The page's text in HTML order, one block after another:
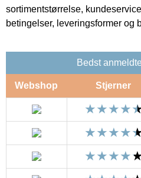
sortimentstørrelse,
betingelser, leveringsformer og
Bedst
Webshop Stjerner